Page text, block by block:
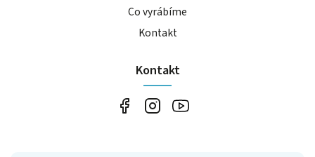
Co vyrábíme
Kontakt
Kontakt